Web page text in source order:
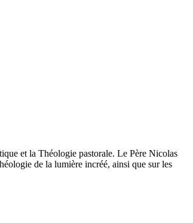
et la Théologie pastorale. Le Père Nicolas
de la lumière incréé, ainsi que sur les